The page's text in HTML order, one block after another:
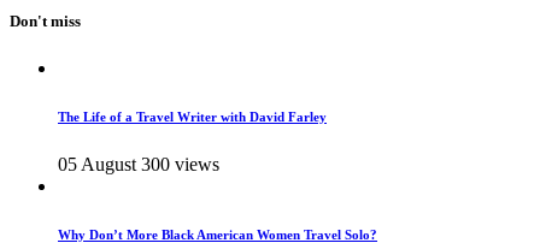
Don't miss
The Life of a Travel Writer with David Farley
05 August 300 views
Why Don’t More Black American Women Travel Solo?